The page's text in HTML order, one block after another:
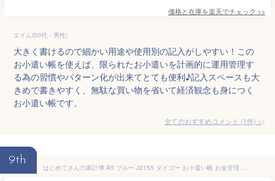
価格と在庫を楽天でチェック >>
エイム(50代・男性)
大きく書けるので細かい用途や使用別の記入がしやすい！この
お小遣い帳を使えば、限られたお小遣いを計画的に運用管理す
る為の習慣やパターン化が出来てとても便利♪記入スペースも大
きめで書きやすく、無駄な買い物を省いて経済観念も身につく
お小遣い帳です。
全てのおすすめコメント (1件) >
9th
はじめてさんの家計簿 A5 ブルー J2155 ダイゴー お小遣い帳 お金管理 節約